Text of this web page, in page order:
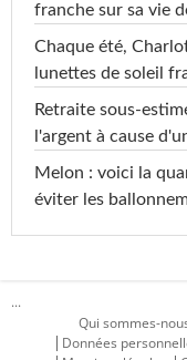
franche sur sa vie
Chaque été,
lunettes de soleil
Retraite sous-
l'argent à cause
Melon : voici la
éviter les
...
Qui sommes-
Données